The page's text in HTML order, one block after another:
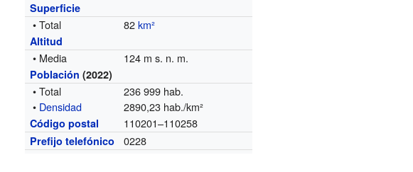
Superficie
• Total 82km²
Altitud
• Media 124 m s. n. m.
Población (2022)
• Total
236 999 hab.
• Densidad 2890,23 hab./km²
Código postal 110201–110258
Prefijo telefónico 0228